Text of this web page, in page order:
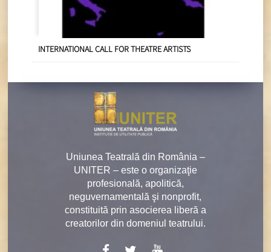
INTERNATIONAL CALL FOR THEATRE ARTISTS
Uniunea Teatrală din România –
UNITER – este o organizaţie
profesională, apolitică,
neguvernamentală şi nonprofit,
constituită prin asocierea liberă a
creatorilor din domeniul teatrului.